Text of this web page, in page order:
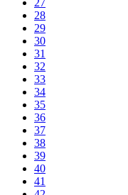
27
28
29
30
31
32
33
34
35
36
37
38
39
40
41